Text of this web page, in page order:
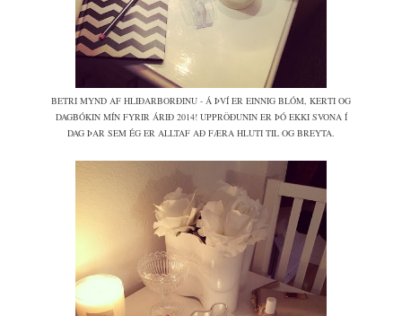
BETRI MYND AF HLIÐARBORÐINU - Á ÞVÍ ER EINNIG BLÓM, KERTI OG
DAGBÓKIN MÍN FYRIR ÁRIÐ 2014! UPPRÖÐUNIN ER ÞÓ EKKI SVONA Í
DAG ÞAR SEM ÉG ER ALLTAF AÐ FÆRA HLUTI TIL OG BREYTA.